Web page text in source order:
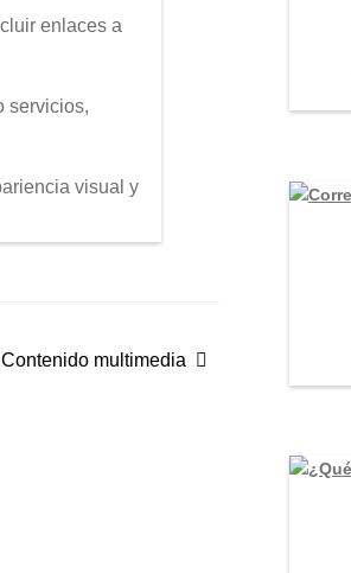
enlaces a
servicios,
visual y
Siguiente:
Contenido multimedia